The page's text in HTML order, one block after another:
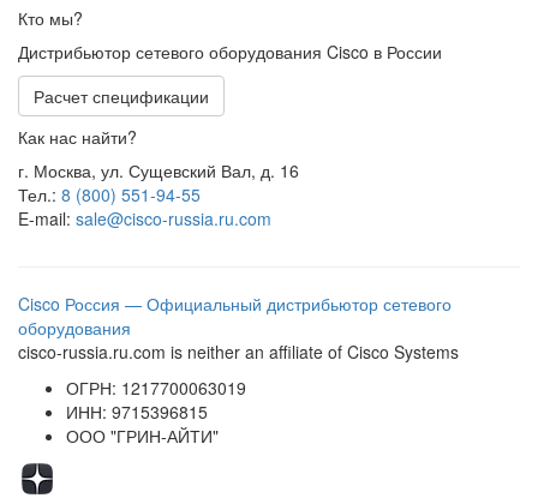
Кто мы?
Дистрибьютор сетевого оборудования Cisco в России
Расчет спецификации
Как нас найти?
г. Москва, ул. Сущевский Вал, д. 16
Тел.: 8 (800) 551-94-55
E-mail: sale@cisco-russia.ru.com
Cisco Россия — Официальный дистрибьютор сетевого
оборудования
cisco-russia.ru.com is neither an affiliate of Cisco Systems
ОГРН: 1217700063019
ИНН: 9715396815
ООО "ГРИН-АЙТИ"